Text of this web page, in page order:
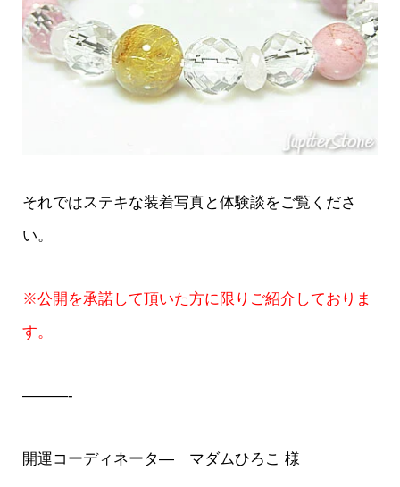
それではステキな装着写真と体験談をご覧くださ
い。
※公開を承諾して頂いた方に限りご紹介しておりま
す。
———-
開運コーディネータ― マダムひろこ 様